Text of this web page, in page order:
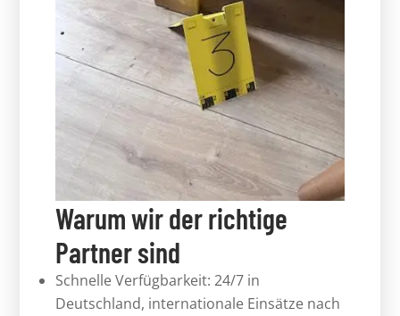
Warum wir der richtige
Partner sind
Schnelle Verfügbarkeit: 24/7 in
Deutschland, internationale Einsätze nach